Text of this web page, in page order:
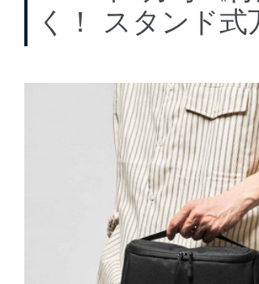
く！ スタンド式